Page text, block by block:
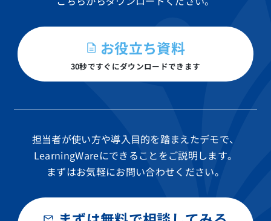
お役立ち資料
30秒ですぐにダウンロードできます
担当者が使い方や導入目的を踏まえたデモで、
LearningWareにできることをご説明します。
まずはお気軽にお問い合わせください。